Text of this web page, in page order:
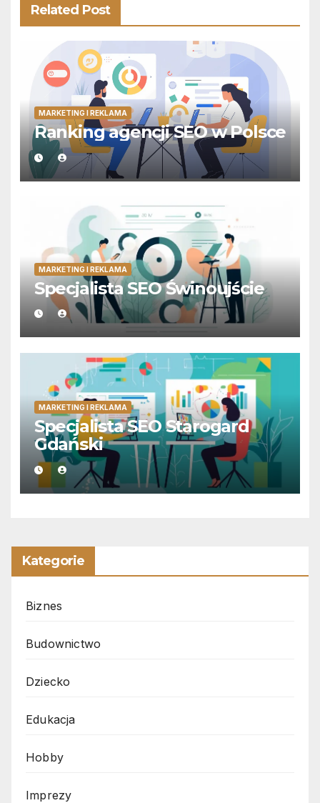
Related Post
MARKETING I REKLAMA
Ranking agencji SEO w Polsce
MARKETING I REKLAMA
Specjalista SEO Świnoujście
MARKETING I REKLAMA
Specjalista SEO Starogard
Gdański
Kategorie
Biznes
Budownictwo
Dziecko
Edukacja
Hobby
Imprezy